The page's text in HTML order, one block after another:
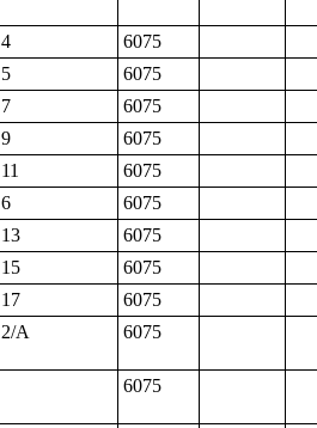
4
6075
5
6075
7
6075
9
6075
11
6075
6
6075
13
6075
15
6075
17
6075
2/A 6075
6075